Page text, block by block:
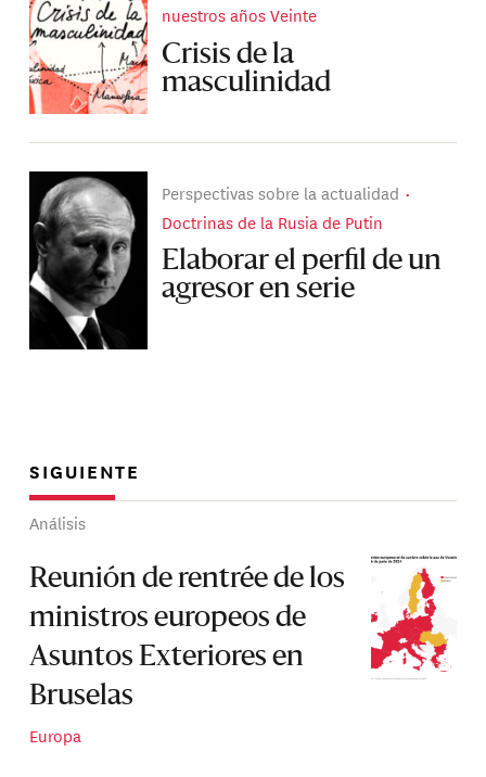
nuestros años Veinte
Crisis de la
masculinidad
Perspectivas sobre la actualidad
Doctrinas de la Rusia de Putin
Elaborar el perfil de un
agresor en serie
SIGUIENTE
Análisis
Reunión de rentrée de los
ministros europeos de
Asuntos Exteriores en
Bruselas
Europa